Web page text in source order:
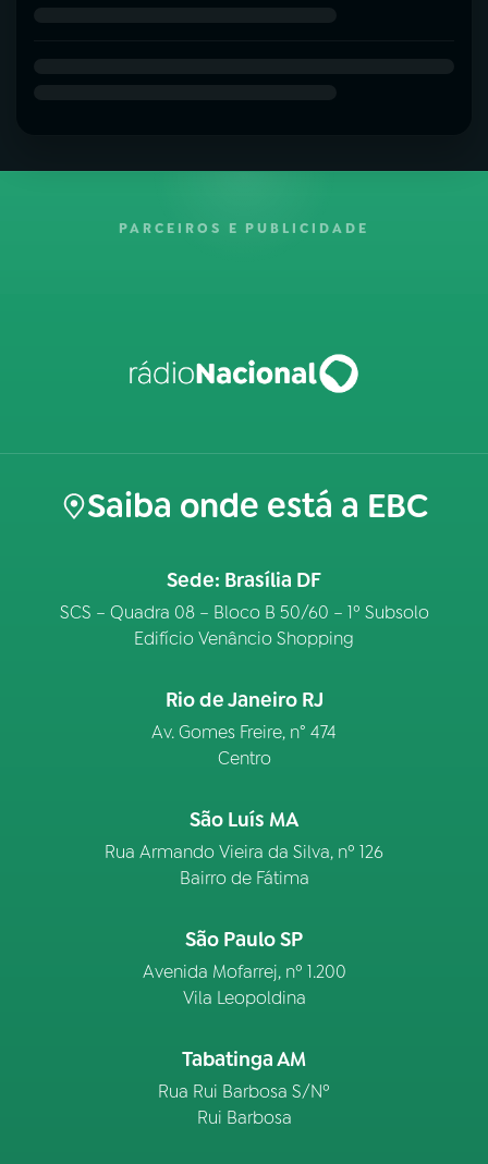
PARCEIROS E PUBLICIDADE
Saiba onde está a EBC
Sede: Brasília DF
SCS – Quadra 08 – Bloco B 50/60 – 1º Subsolo
Edifício Venâncio Shopping
Rio de Janeiro RJ
Av. Gomes Freire, n° 474
Centro
São Luís MA
Rua Armando Vieira da Silva, nº 126
Bairro de Fátima
São Paulo SP
Avenida Mofarrej, nº 1.200
Vila Leopoldina
Tabatinga AM
Rua Rui Barbosa S/Nº
Rui Barbosa